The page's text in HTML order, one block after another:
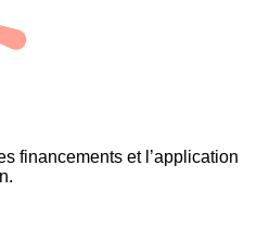
financements et l’application